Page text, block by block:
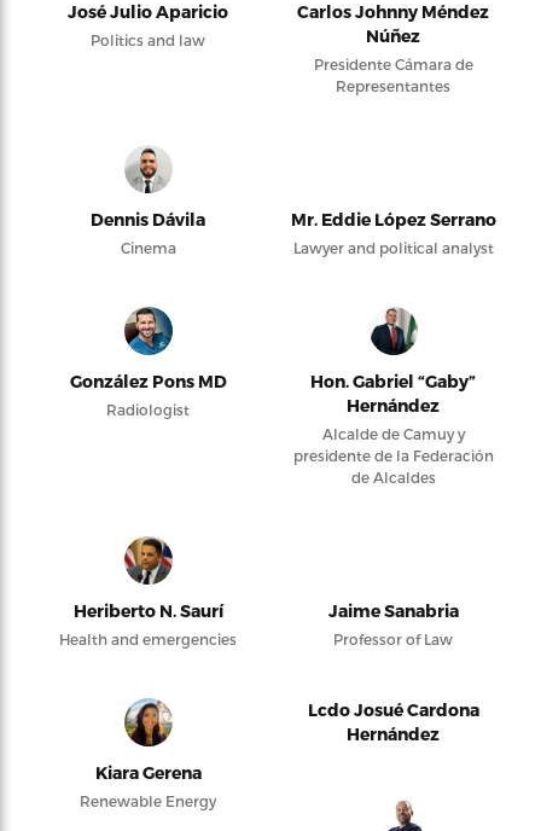
José Julio Aparicio
Politics and law
Carlos Johnny Méndez
Núñez
Presidente Cámara de
Representantes
Dennis Dávila
Cinema
Mr. Eddie López Serrano
Lawyer and political analyst
González Pons MD
Radiologist
Hon. Gabriel “Gaby”
Hernández
Alcalde de Camuy y
presidente de la Federación
de Alcaldes
Heriberto N. Saurí
Health and emergencies
Jaime Sanabria
Professor of Law
Kiara Gerena
Renewable Energy
Lcdo Josué Cardona
Hernández